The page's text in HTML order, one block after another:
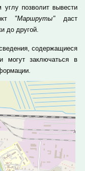
позволит вывести
"Маршруты" даст
до другой.
содержащиеся
могут заключаться в